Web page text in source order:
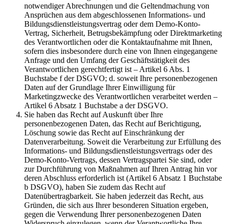
notwendiger Abrechnungen und die Geltendmachung von
Ansprüchen aus dem abgeschlossenen Informations- und
Bildungsdienstleistungsvertrag oder dem Demo-Konto-
Vertrag, Sicherheit, Betrugsbekämpfung oder Direktmarketing
des Verantwortlichen oder die Kontaktaufnahme mit Ihnen,
sofern dies insbesondere durch eine von Ihnen eingegangene
Anfrage und den Umfang der Geschäftstätigkeit des
Verantwortlichen gerechtfertigt ist – Artikel 6 Abs. 1
Buchstabe f der DSGVO; d. soweit Ihre personenbezogenen
Daten auf der Grundlage Ihrer Einwilligung für
Marketingzwecke des Verantwortlichen verarbeitet werden –
Artikel 6 Absatz 1 Buchstabe a der DSGVO.
Sie haben das Recht auf Auskunft über Ihre
personenbezogenen Daten, das Recht auf Berichtigung,
Löschung sowie das Recht auf Einschränkung der
Datenverarbeitung. Soweit die Verarbeitung zur Erfüllung des
Informations- und Bildungsdienstleistungsvertrags oder des
Demo-Konto-Vertrags, dessen Vertragspartei Sie sind, oder
zur Durchführung von Maßnahmen auf Ihren Antrag hin vor
deren Abschluss erforderlich ist (Artikel 6 Absatz 1 Buchstabe
b DSGVO), haben Sie zudem das Recht auf
Datenübertragbarkeit. Sie haben jederzeit das Recht, aus
Gründen, die sich aus Ihrer besonderen Situation ergeben,
gegen die Verwendung Ihrer personenbezogenen Daten